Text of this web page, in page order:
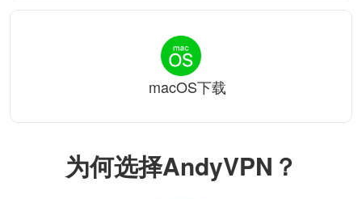
为何选择AndyVPN？
macOS下载